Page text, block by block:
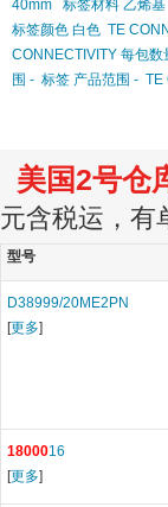
40mm
标签材料 乙烯基
标签颜色 白色 TE
CONNECTIVITY 每包数
围 - 标签 产品范围 - TE
美国2号仓
元含税运，有
型号
D38999/20ME2PN
[更多]
1800016
[更多]